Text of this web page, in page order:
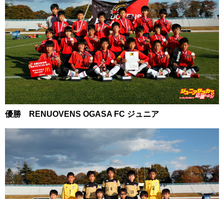
優勝 RENUOVENS OGASA FC ジュニア